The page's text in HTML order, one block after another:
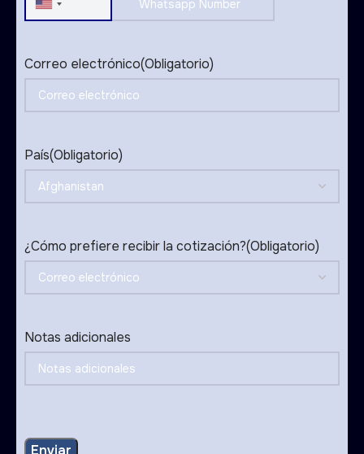
United
Correo electrónico(Obligatorio)
País(Obligatorio)
¿Cómo prefiere recibir la cotización?(Obligatorio)
Notas adicionales